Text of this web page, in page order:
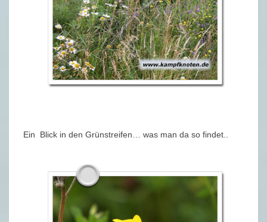
Ein Blick in den Grünstreifen… was man da so findet..